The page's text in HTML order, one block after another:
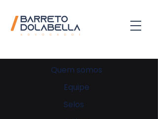
Quem somos
Equipe
Selos